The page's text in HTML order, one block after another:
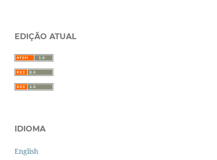
EDIÇÃO ATUAL
IDIOMA
English